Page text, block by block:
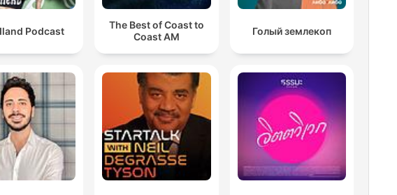
Podcast
The Best of Coast to
Coast AM
Голый землекоп